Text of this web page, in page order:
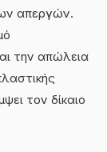
απεργών.
την απώλεια
τον δίκαιο